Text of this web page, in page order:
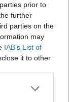
prior to
further
parties on the
may
IAB’s List of
it to other
20.6.26
9.6.19
15.7.20